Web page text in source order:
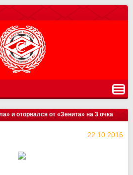
и оторвался от «Зенита» на 3 очка
22.10.2016